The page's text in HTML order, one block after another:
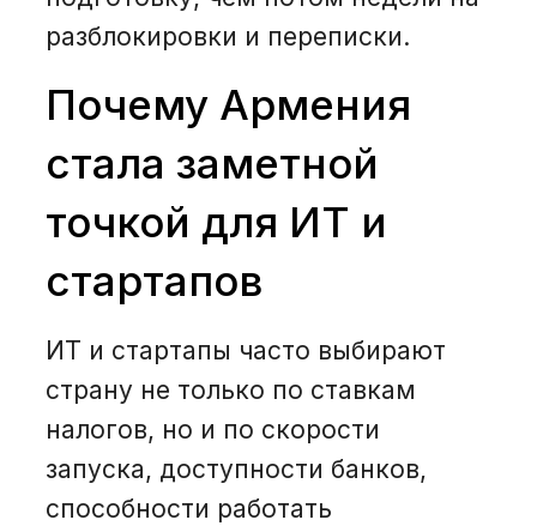
разблокировки и переписки.
Почему Армения
стала заметной
точкой для ИТ и
стартапов
ИТ и стартапы часто выбирают
страну не только по ставкам
налогов, но и по скорости
запуска, доступности банков,
способности работать